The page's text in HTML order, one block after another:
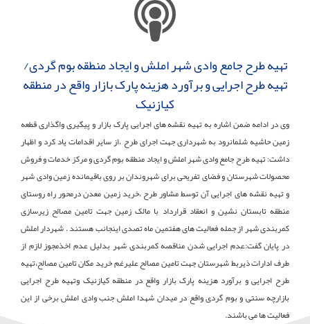
تهیه طرح جامع وادی شهر املش و ایجاد منطقه بوم گردی/
تهیه طرح اجرایی و برآورد هزینه پارک بازار واقع در منطقه
کیازنیک
وی در ادامه ضمن اشاره به تهیه نقشه های اجرایی پارک بازار و پیگیری واگذاری قطعه
زمین حاشیه شلمانرود به شهرداری جهت اجرای طرح ،از سایر اقدامات یاد کرد و اظهار
داشت: تهیه طرح جامع وادی شهر املش و ایجاد منطقه بوم گردی و مرکز خدمات و فروش
محصولات شهرستان و فضای تفریحی برای شهروندان بر روی باقیمانده زمین وادی شهر
و تهیه نقشه های اجرایی آن توسط مشاور طرح ،خرید زمین معدن درمحور راه روستای
منطقه تابستان نشین و انعقاد قرارداد با مالک زمین جهت تامین مصالح زیرسازی
کمربندی شهر از جمله فعالیت های هفتمین ماه تصدی اینجانب هستند . شهردار املش
در پایان گفت:عدم اجرایی شدن مناقصه کمربندی شهر بدلیل عدم اخذمجوز لازم از
طرف ادارات ذیربط شهرستان جهت تامین مصالح علیرغم خرید مکان تامین مصالح،تهیه
طرح اجرایی و برآورد هزینه پارک بازار واقع در منطقه کیازنیک وتهیه طرح اجرایی
بازارچه سنتی و بوم گردی واقع در میدان شهدا املش جنب وادی املش برخی از این
فعالیت ها می باشند.